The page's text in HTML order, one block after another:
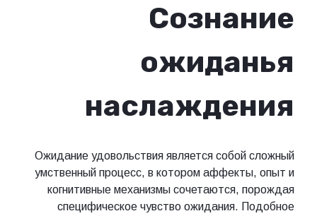
Сознание
ожиданья
наслаждения
Ожидание удовольствия является собой сложный
умственный процесс, в котором аффекты, опыт и
когнитивные механизмы сочетаются, порождая
специфическое чувство ожидания. Подобное